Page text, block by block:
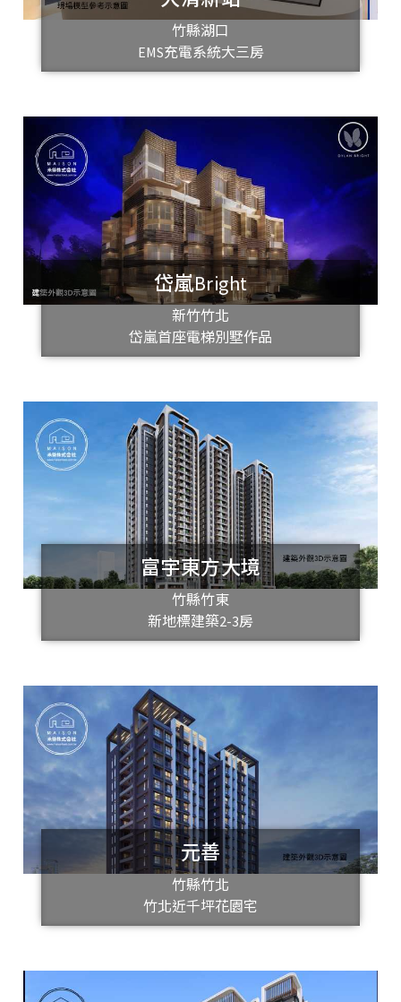
竹縣湖口
EMS充電系統大三房
岱嵐Bright
新竹竹北
岱嵐首座電梯別墅作品
富宇東方大境
竹縣竹東
新地標建築2-3房
元善
竹縣竹北
竹北近千坪花園宅